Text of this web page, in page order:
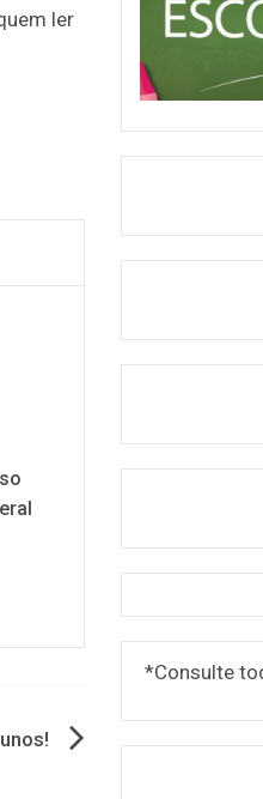
ler
*Consulte